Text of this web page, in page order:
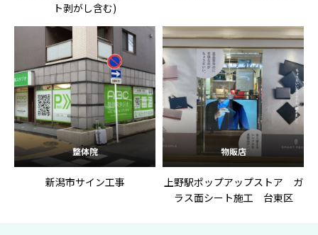
ト剥がし含む)
整体院
新潟市サイン工事
物販店
上野駅ポップアップストア ガ
ラス面シート施工 台東区